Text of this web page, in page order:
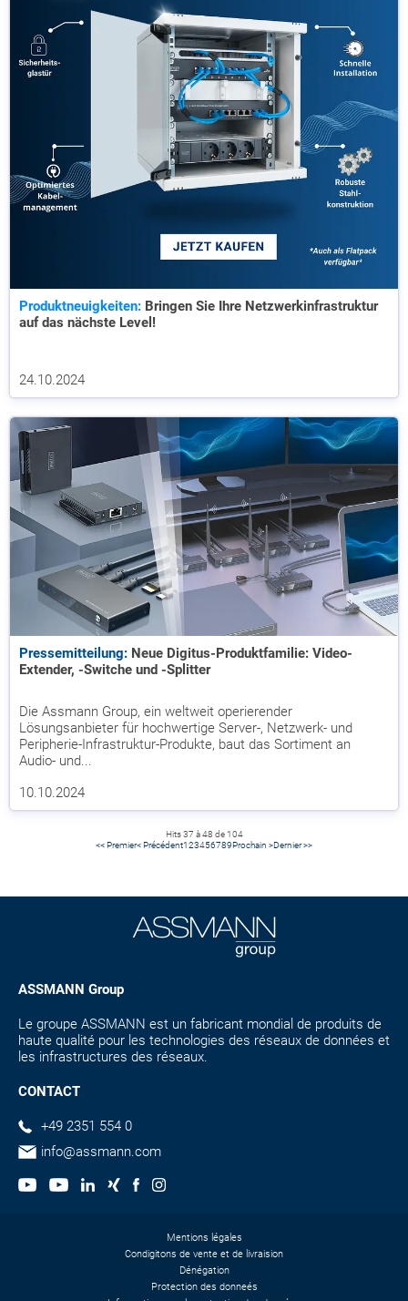
Produktneuigkeiten: Bringen Sie Ihre Netzwerkinfrastruktur
auf das nächste Level!
24.10.2024
Pressemitteilung: Neue Digitus-Produktfamilie: Video-
Extender, -Switche und -Splitter
Die Assmann Group, ein weltweit operierender
Lösungsanbieter für hochwertige Server-, Netzwerk- und
Peripherie-Infrastruktur-Produkte, baut das Sortiment an
Audio- und...
10.10.2024
Hits 37 à 48 de 104
<< Premier< Précédent123456789Prochain >Dernier >>
ASSMANN Group
Le groupe ASSMANN est un fabricant mondial de produits de
haute qualité pour les technologies des réseaux de données et
les infrastructures des réseaux.
CONTACT
+49 2351 554 0
info@assmann.com
Mentions légales
Condigitons de vente et de livraision
Dénégation
Protection des donneés